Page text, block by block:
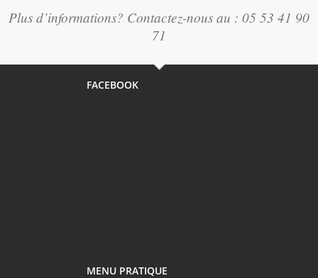
Plus d’informations? Contactez-nous au : 05 53 41 90
71
FACEBOOK
MENU PRATIQUE